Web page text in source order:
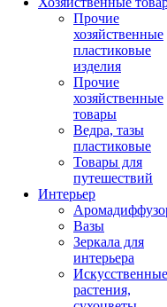
Прочие
хозяйственные
пластиковые
изделия
Прочие
хозяйственные
товары
Ведра, тазы
пластиковые
Товары для
путешествий
Интерьер
Вазы
Зеркала для
интерьера
Искусственные
растения,